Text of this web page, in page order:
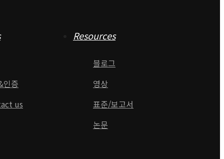
인증
us
Resources
블로그
영상
표준/보고서
논문